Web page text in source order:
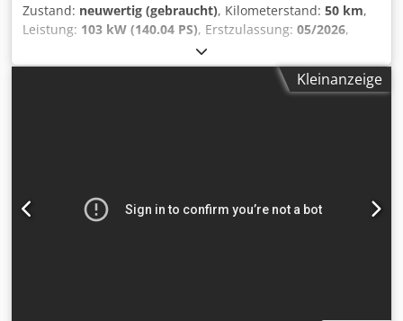
Zustand: neuwertig (gebraucht), Kilometerstand: 50 km,
Leistung: 103 kW (140.04 PS), Erstzulassung: 05/2026,
, Gesamtgewicht:
Laderaumlänge:3’700 mm, Laderaumbreite:2’200 mm,
ABS,
Fritteuse Doppelbecken ( Gasbetrieb ) Griddelplatte (
Gasbetrieb ) Bainmarie ( Gasbetrieb ) Kühlung etc.
Kleinanzeige